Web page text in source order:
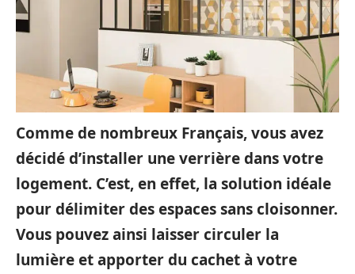
Comme de nombreux Français, vous avez
décidé d’installer une verrière dans votre
logement. C’est, en effet, la solution idéale
pour délimiter des espaces sans cloisonner.
Vous pouvez ainsi laisser circuler la
lumière et apporter du cachet à votre